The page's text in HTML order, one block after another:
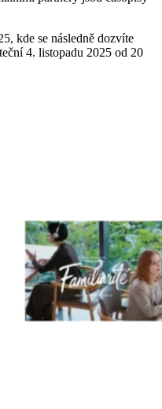
kde se následně dozvíte
4. listopadu 2025 od 20